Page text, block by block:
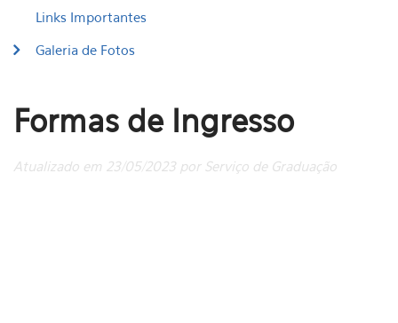
Links Importantes
Galeria de Fotos
Formas de Ingresso
Atualizado em 23/05/2023 por Serviço de Graduação